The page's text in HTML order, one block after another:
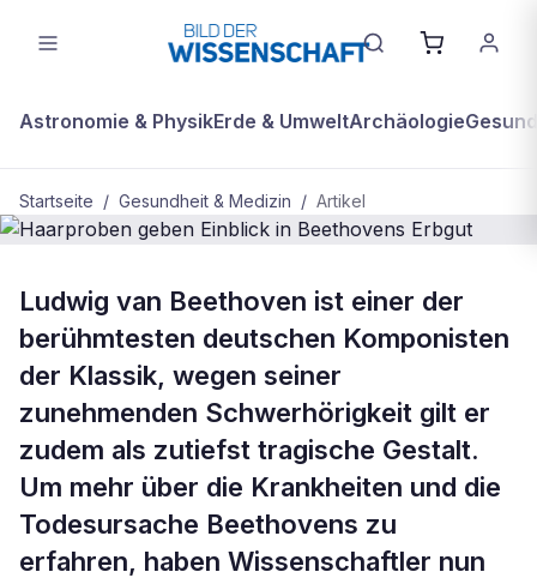
Astronomie & PhysikErde & UmweltArchäologie
Startseite / Gesundheit & Medizin / Artikel
Haarproben geben Einblick in
Beethovens Erbgut
Ludwig van Beethoven ist einer der
berühmtesten deutschen Komponisten
der Klassik, wegen seiner
zunehmenden Schwerhörigkeit gilt er
zudem als zutiefst tragische Gestalt.
Um mehr über die Krankheiten und die
Todesursache Beethovens zu
erfahren, haben Wissenschaftler nun